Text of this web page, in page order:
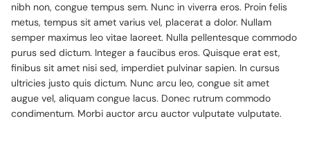
nibh non, congue tempus sem. Nunc in viverra eros. Proin felis
metus, tempus sit amet varius vel, placerat a dolor. Nullam
semper maximus leo vitae laoreet. Nulla pellentesque commodo
purus sed dictum. Integer a faucibus eros. Quisque erat est,
finibus sit amet nisi sed, imperdiet pulvinar sapien. In cursus
ultricies justo quis dictum. Nunc arcu leo, congue sit amet
augue vel, aliquam congue lacus. Donec rutrum commodo
condimentum. Morbi auctor arcu auctor vulputate vulputate.